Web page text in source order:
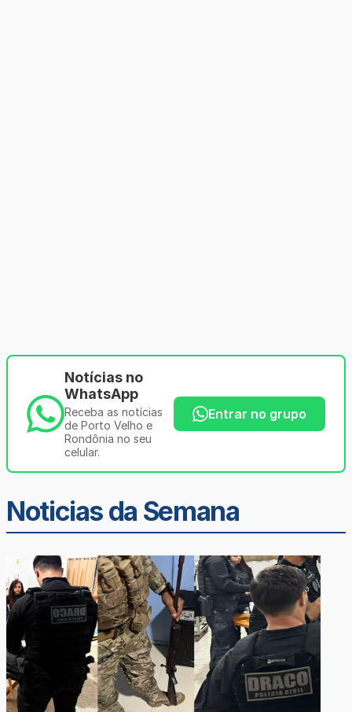
Notícias no
WhatsApp
Receba as notícias
de Porto Velho e
Rondônia no seu
celular.
Entrar no grupo
Noticias da Semana